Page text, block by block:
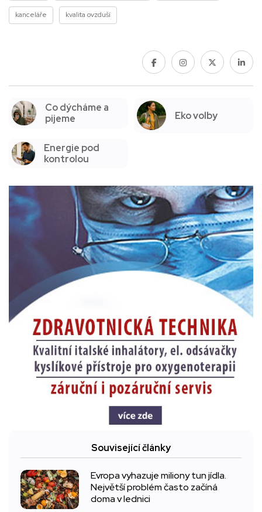
kanceláře kvalita ovzduší
Co dýcháme a
pijeme
Eko volby
Energie pod
kontrolou
Související články
Evropa vyhazuje miliony tun jídla.
Největší problém často začíná
doma v lednici